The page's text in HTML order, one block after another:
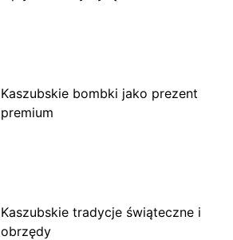
Kaszubskie bombki jako prezent
premium
Kaszubskie tradycje świąteczne i
obrzędy